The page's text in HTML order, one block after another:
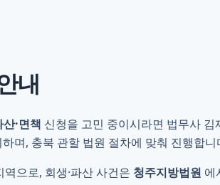
내
·면책 신청을 고민 중이시라면 법무사
며, 충북 관할 법원 절차에 맞춰 진행합니
으로, 회생·파산 사건은 청주지방법원 에